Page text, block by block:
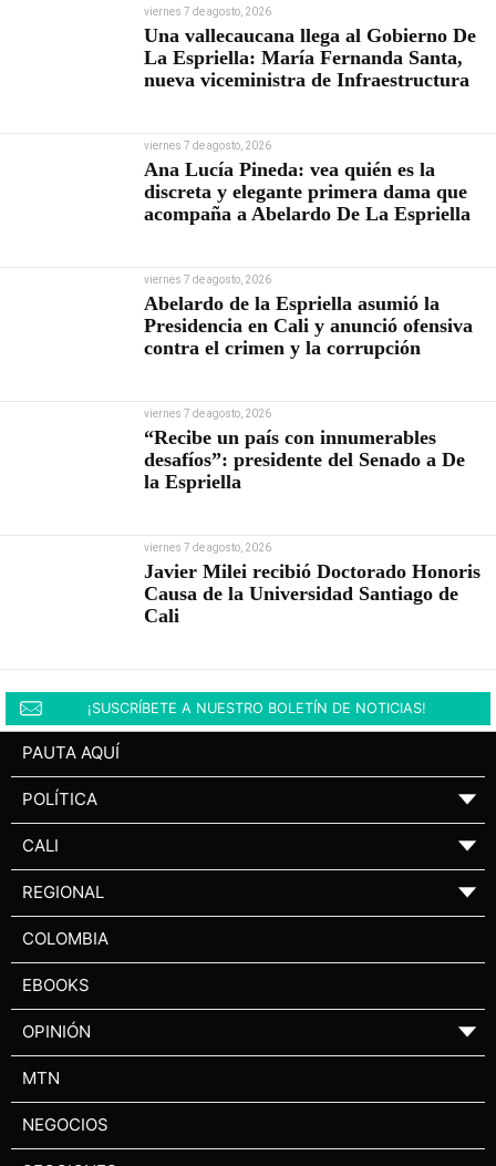
viernes 7 de agosto, 2026
Una vallecaucana llega al Gobierno De
La Espriella: María Fernanda Santa,
nueva viceministra de Infraestructura
viernes 7 de agosto, 2026
Ana Lucía Pineda: vea quién es la
discreta y elegante primera dama que
acompaña a Abelardo De La Espriella
viernes 7 de agosto, 2026
Abelardo de la Espriella asumió la
Presidencia en Cali y anunció ofensiva
contra el crimen y la corrupción
viernes 7 de agosto, 2026
“Recibe un país con innumerables
desafíos”: presidente del Senado a De
la Espriella
viernes 7 de agosto, 2026
Javier Milei recibió Doctorado Honoris
Causa de la Universidad Santiago de
Cali
¡SUSCRÍBETE A NUESTRO BOLETÍN DE NOTICIAS!
PAUTA AQUÍ
POLÍTICA ▼
CALI ▼
REGIONAL ▼
COLOMBIA
EBOOKS
OPINIÓN ▼
MTN
NEGOCIOS